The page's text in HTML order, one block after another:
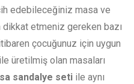
edebileceğiniz masa ve
etmeniz gereken bazı
çocuğunuz için uygun
üretilmiş olan masaları
sandalye seti ile aynı